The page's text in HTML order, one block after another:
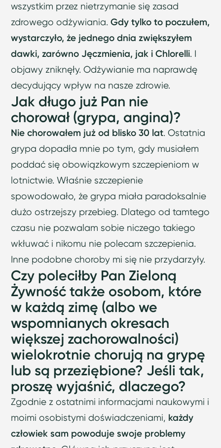
wszystkim przez nietrzymanie się zasad
zdrowego odżywiania.Gdy tylko to poczułem,
wystarczyło, że jednego dnia zwiększyłem
dawki, zarówno Jęczmienia, jak i Chlorelli. I
objawy zniknęły. Odżywianie ma naprawdę
decydujący wpływ na nasze zdrowie.
Jak długo już Pan nie
chorował (grypa, angina)?
Nie chorowałem już od blisko 30 lat. Ostatnia
grypa dopadła mnie po tym, gdy musiałem
poddać się obowiązkowym szczepieniom w
lotnictwie. Właśnie szczepienie
spowodowało, że grypa miała paradoksalnie
dużo ostrzejszy przebieg. Dlatego od tamtego
czasu nie pozwalam sobie niczego takiego
wkłuwać i nikomu nie polecam szczepienia.
Inne podobne choroby mi się nie przydarzyły.
Czy poleciłby Pan Zieloną
Żywność także osobom, które
w każdą zimę (albo we
wspomnianych okresach
większej zachorowalności)
wielokrotnie chorują na grypę
lub są przeziębione? Jeśli tak,
proszę wyjaśnić, dlaczego?
Zgodnie z ostatnimi informacjami naukowymi i
moimi osobistymi doświadczeniami, każdy
człowiek sam powoduje swoje problemy